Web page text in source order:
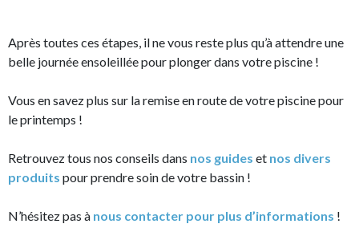
Après toutes ces étapes, il ne vous reste plus qu’à attendre une
belle journée ensoleillée pour plonger dans votre piscine !
Vous en savez plus sur la remise en route de votre piscine pour
le printemps !
Retrouvez tous nos conseils dans nos guides et nos divers
produits pour prendre soin de votre bassin !
N’hésitez pas à nous contacter pour plus d’informations !